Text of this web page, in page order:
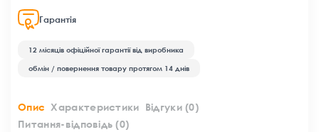
Гарантiя
12 місяців офіційної гарантії від виробника
обмін / повернення товару протягом 14 днів
Опис Характеристики Відгуки (0)
Питання-відповідь (0)